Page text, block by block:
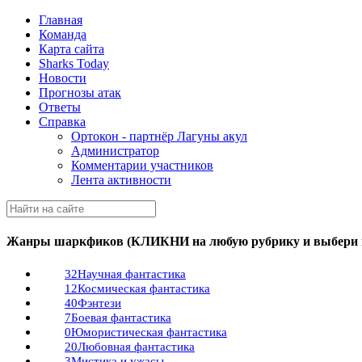
Главная
Команда
Карта сайта
Sharks Today
Новости
Прогнозы атак
Ответы
Справка
Ортокон - партнёр Лагуны акул
Администратор
Комментарии участников
Лента активности
Жанры шаркфиков (КЛИКНИ на любую рубрику и выбери
32Научная фантастика
12Космическая фантастика
40Фэнтези
7Боевая фантастика
0Юмористическая фантастика
20Любовная фантастика